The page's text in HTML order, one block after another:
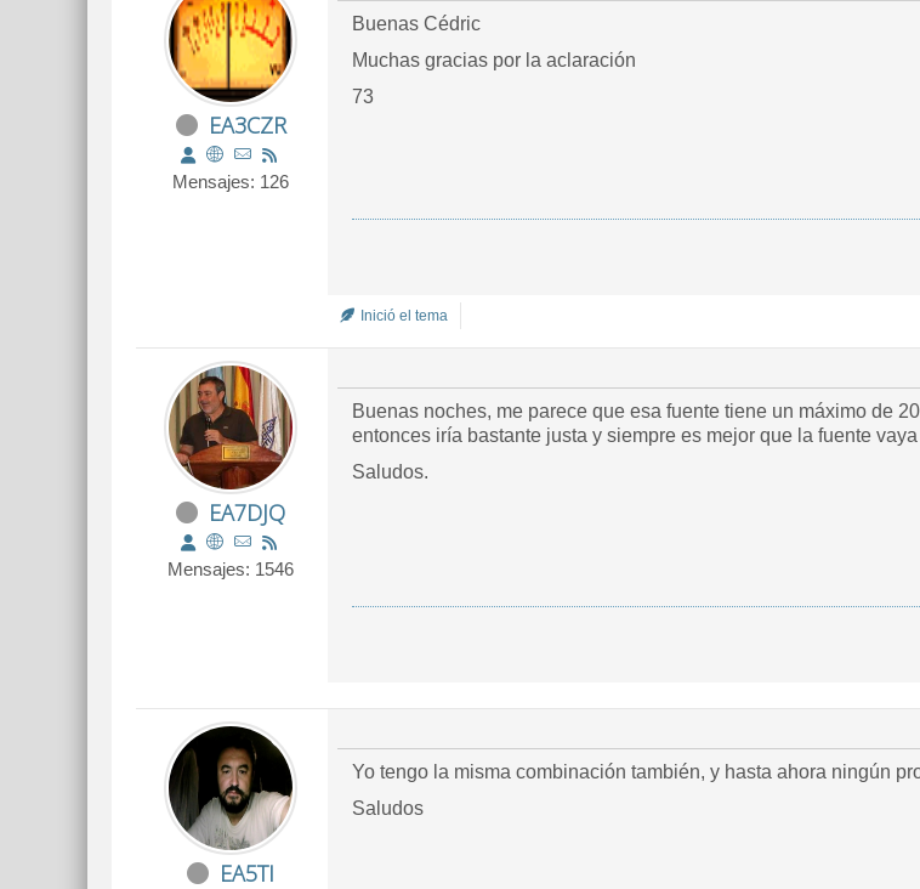
EA3CZR
Mensajes: 126
Buenas Cédric
Muchas gracias por la aclaración
73
Inició el tema
EA7DJQ
Mensajes: 1546
Buenas noches, me parece que esa fuente tiene un máximo de
entonces iría bastante justa y siempre es mejor que la fuente
Saludos.
EA5TI
Yo tengo la misma combinación también, y hasta ahora ningún
Saludos